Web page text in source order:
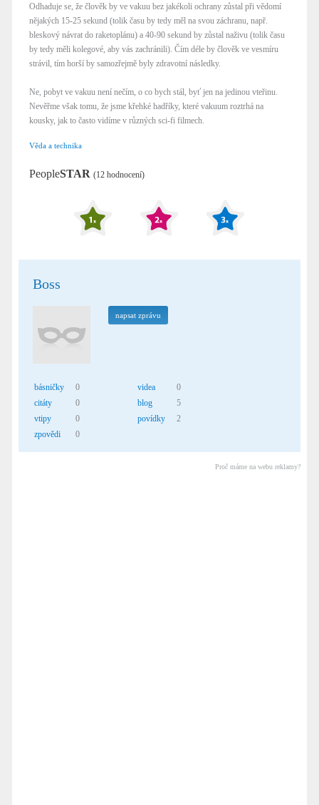
Odhaduje se, že člověk by ve vakuu bez jakékoli ochrany zůstal při vědomí
nějakých 15-25 sekund (tolik času by tedy měl na svou záchranu, např.
bleskový návrat do raketoplánu) a 40-90 sekund by zůstal naživu (tolik času
by tedy měli kolegové, aby vás zachránili). Čím déle by člověk ve vesmíru
strávil, tím horší by samozřejmě byly zdravotní následky.
Ne, pobyt ve vakuu není nečím, o co bych stál, byť jen na jedinou vteřinu.
Nevěřme však tomu, že jsme křehké hadříky, které vakuum roztrhá na
kousky, jak to často vidíme v různých sci-fi filmech.
Věda a technika
PeopleSTAR (12 hodnocení)
Boss
napsat zprávu
básničky
0
citáty
0
vtipy
0
zpovědi
0
videa
0
blog
5
povídky
2
Proč máme na webu reklamy?